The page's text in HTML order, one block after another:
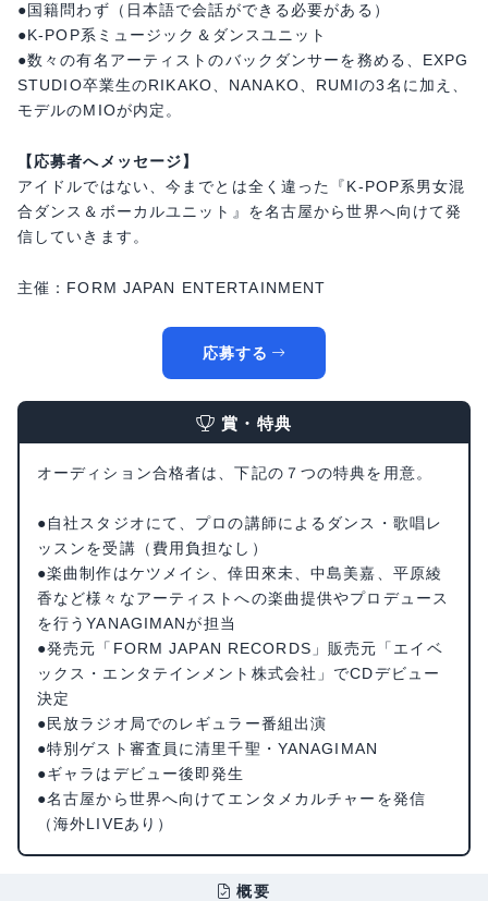
●国籍問わず（日本語で会話ができる必要がある）
●K-POP系ミュージック＆ダンスユニット
●数々の有名アーティストのバックダンサーを務める、EXPG
STUDIO卒業生のRIKAKO、NANAKO、RUMIの3名に加え、
モデルのMIOが内定。
【応募者へメッセージ】
アイドルではない、今までとは全く違った『K-POP系男女混
合ダンス＆ボーカルユニット』を名古屋から世界へ向けて発
信していきます。
主催：FORM JAPAN ENTERTAINMENT
応募する
賞・特典
オーディション合格者は、下記の７つの特典を用意。
●自社スタジオにて、プロの講師によるダンス・歌唱レ
ッスンを受講（費用負担なし）
●楽曲制作はケツメイシ、倖田來未、中島美嘉、平原綾
香など様々なアーティストへの楽曲提供やプロデュース
を行うYANAGIMANが担当
●発売元「FORM JAPAN RECORDS」販売元「エイベ
ックス・エンタテインメント株式会社」でCDデビュー
決定
●民放ラジオ局でのレギュラー番組出演
●特別ゲスト審査員に清里千聖・YANAGIMAN
●ギャラはデビュー後即発生
●名古屋から世界へ向けてエンタメカルチャーを発信
（海外LIVEあり）
概要